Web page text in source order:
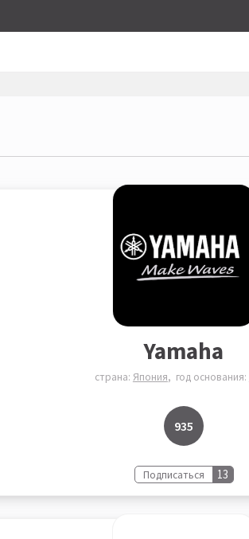
Yamaha
страна: Япония год основания:
935
Подписаться 13